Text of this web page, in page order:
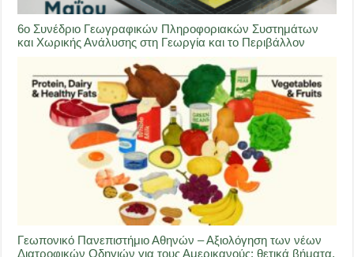
6ο Συνέδριο Γεωγραφικών Πληροφοριακών Συστημάτων
και Χωρικής Ανάλυσης στη Γεωργία και το Περιβάλλον
Γεωπονικό Πανεπιστήμιο Αθηνών – Αξιολόγηση των νέων
Διατροφικών Οδηγιών για τους Αμερικανούς: θετικά βήματα,